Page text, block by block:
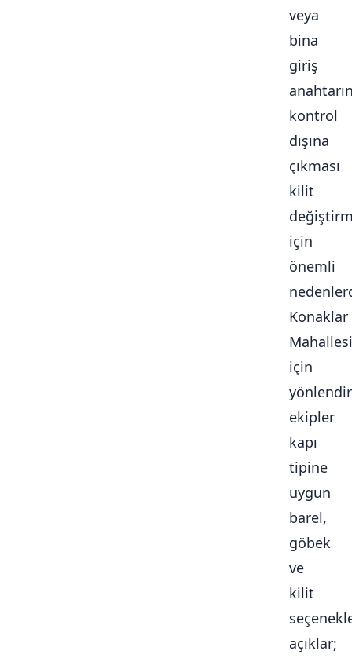
veya
bina
giriş
kontrol
dışına
çıkması
kilit
için
önemli
Konaklar
Mahallesi
için
ekipler
kapı
tipine
uygun
barel,
göbek
ve
kilit
açıklar;